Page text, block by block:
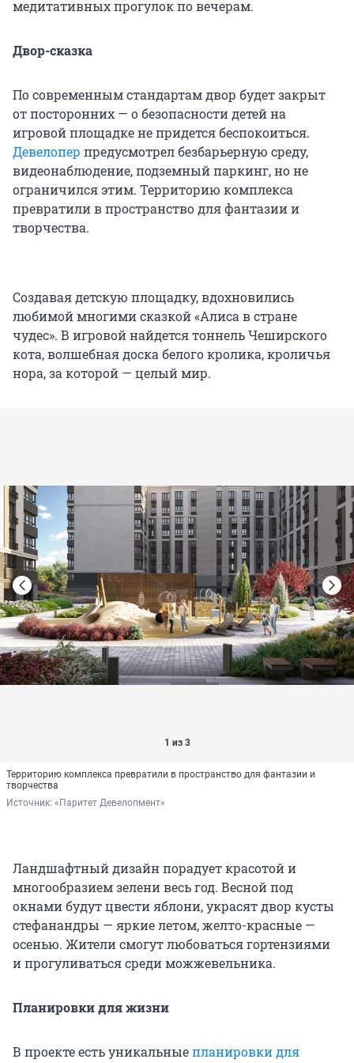
медитативных прогулок по вечерам.
Двор-сказка
По современным стандартам двор будет закрыт
от посторонних — о безопасности детей на
игровой площадке не придется беспокоиться.
Девелопер предусмотрел безбарьерную среду,
видеонаблюдение, подземный паркинг, но не
ограничился этим. Территорию комплекса
превратили в пространство для фантазии и
творчества.
Создавая детскую площадку, вдохновились
любимой многими сказкой «Алиса в стране
чудес». В игровой найдется тоннель Чеширского
кота, волшебная доска белого кролика, кроличья
нора, за которой — целый мир.
1 из 3
Территорию комплекса превратили в пространство для фантазии и
творчества
Источник: «Паритет Девелопмент»
Ландшафтный дизайн порадует красотой и
многообразием зелени весь год. Весной под
окнами будут цвести яблони, украсят двор кусты
стефанандры — яркие летом, желто-красные —
осенью. Жители смогут любоваться гортензиями
и прогуливаться среди можжевельника.
Планировки для жизни
В проекте есть уникальныепланировки для